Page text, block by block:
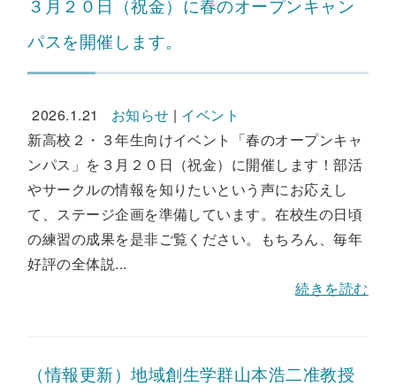
３月２０日（祝金）に春のオープンキャン
パスを開催します。
2026.1.21 お知らせ | イベント
新高校２・３年生向けイベント「春のオープンキャ
ンパス」を３月２０日（祝金）に開催します！部活
やサークルの情報を知りたいという声にお応えし
て、ステージ企画を準備しています。在校生の日頃
の練習の成果を是非ご覧ください。もちろん、毎年
好評の全体説...
続きを読む
（情報更新）地域創生学群山本浩二准教授